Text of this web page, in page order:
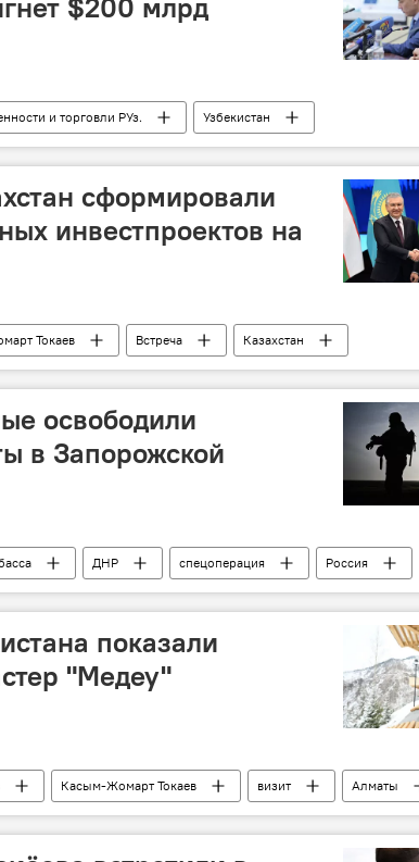
и торговли РУз.
Узбекистан
инвестиционный форум Ташкент
сформировали
инвестпроектов на
Токаев Встреча
Казахстан
товарооборот Инвестиции
освободили
в Запорожской
ДНР спецоперация
Россия
ВСУ СВО
Запорожская область
показали
"Медеу"
Касым-Жомарт Токаев визит Алматы